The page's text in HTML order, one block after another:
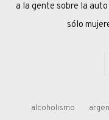
a la gente sobre la
sólo
alcoholismo